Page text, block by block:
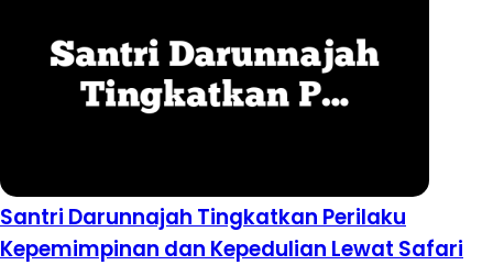
Santri Darunnajah Tingkatkan Perilaku
Kepemimpinan dan Kepedulian Lewat Safari